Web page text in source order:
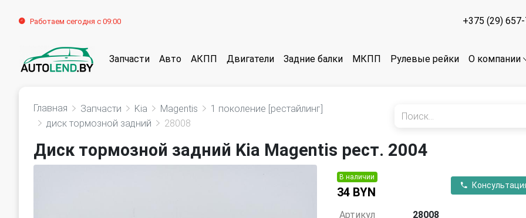
Работаем сегодня с 09:00 +375 (29)
Запчасти Авто АКПП Двигатели Задние балки МКПП Рулевые рейки О компании
Главная Запчасти Kia Magentis
1 поколение [рестайлинг]
диск тормозной задний
28008
Диск тормозной задний Kia Magentis рест. 2004
В наличии
34 BYN
Артикул
28008